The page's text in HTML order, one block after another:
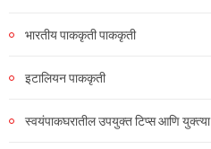
भारतीय पाककृती पाककृती
इटालियन पाककृती
स्वयंपाकघरातील उपयुक्त टिप्स आणि युक्त्या